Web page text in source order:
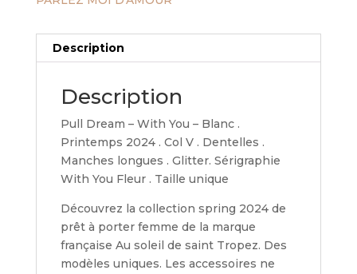
Description
Description
Pull Dream – With You – Blanc .
Printemps 2024 . Col V . Dentelles .
Manches longues . Glitter. Sérigraphie
With You Fleur . Taille unique
Découvrez la collection spring 2024 de
prêt à porter femme de la marque
française Au soleil de saint Tropez. Des
modèles uniques. Les accessoires ne